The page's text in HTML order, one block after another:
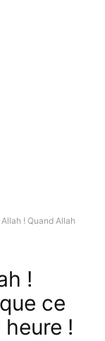
! Quand Allah
!
ce
!